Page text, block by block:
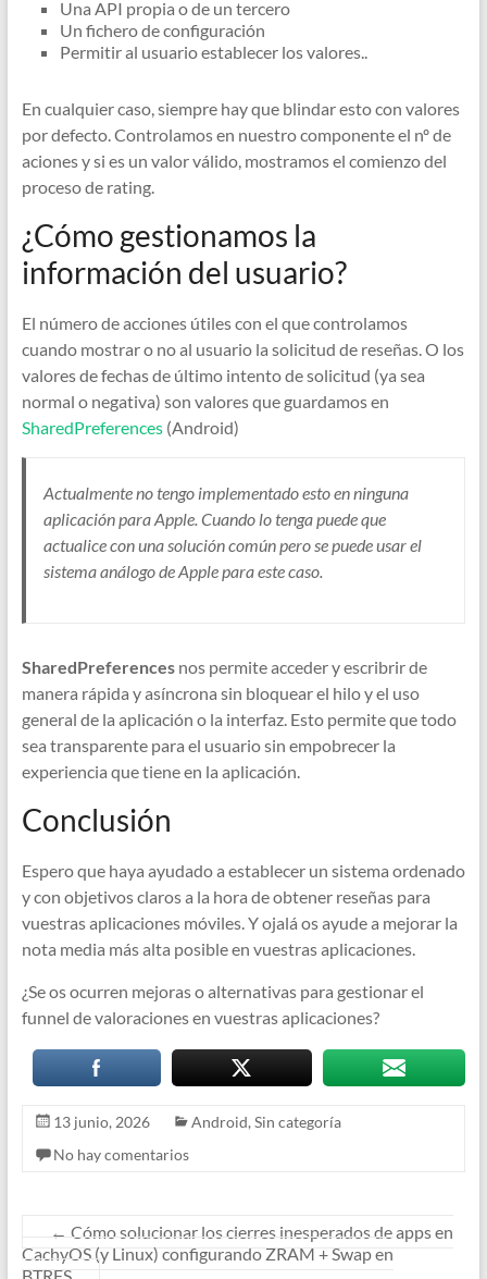
Una API propia o de un tercero
Un fichero de configuración
Permitir al usuario establecer los valores..
En cualquier caso, siempre hay que blindar esto con valores
por defecto. Controlamos en nuestro componente el nº de
aciones y si es un valor válido, mostramos el comienzo del
proceso de rating.
¿Cómo gestionamos la
información del usuario?
El número de acciones útiles con el que controlamos
cuando mostrar o no al usuario la solicitud de reseñas. O los
valores de fechas de último intento de solicitud (ya sea
normal o negativa) son valores que guardamos en
SharedPreferences(Android)
Actualmente no tengo implementado esto en ninguna
aplicación para Apple. Cuando lo tenga puede que
actualice con una solución común pero se puede usar el
sistema análogo de Apple para este caso.
SharedPreferencesnos permite acceder y escribrir de
manera rápida y asíncrona sin bloquear el hilo y el uso
general de la aplicación o la interfaz. Esto permite que todo
sea transparente para el usuario sin empobrecer la
experiencia que tiene en la aplicación.
Conclusión
Espero que haya ayudado a establecer un sistema ordenado
y con objetivos claros a la hora de obtener reseñas para
vuestras aplicaciones móviles. Y ojalá os ayude a mejorar la
nota media más alta posible en vuestras aplicaciones.
¿Se os ocurren mejoras o alternativas para gestionar el
funnel de valoraciones en vuestras aplicaciones?
13 junio, 2026 Android, Sin categoría
No hay comentarios
← Cómo solucionar los cierres inesperados de apps en
CachyOS (y Linux) configurando ZRAM + Swap en